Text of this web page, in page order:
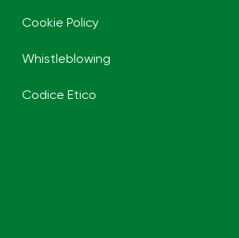
Cookie Policy
Whistleblowing
Codice Etico